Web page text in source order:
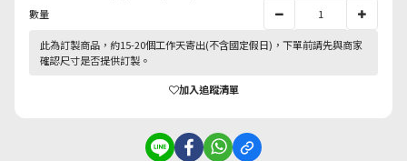
數量
此為訂製商品，約15-20個工作天寄出(不含國定假日)，下單前請先與商家
確認尺寸是否提供訂製。
加入追蹤清單